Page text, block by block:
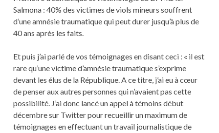
Salmona : 40% des victimes de viols mineurs souffrent
d’une amnésie traumatique qui peut durer jusqu’à plus de
40 ans après les faits.
Et puis j’ai parlé de vos témoignages en disant ceci : « il est
rare qu’une victime d’amnésie traumatique s’exprime
devant les élus de la République. A ce titre, j’ai eu à cœur
de penser aux autres personnes qui n’avaient pas cette
possibilité. J’ai donc lancé un appel à témoins début
décembre sur Twitter pour recueillir un maximum de
témoignages en effectuant un travail journalistique de